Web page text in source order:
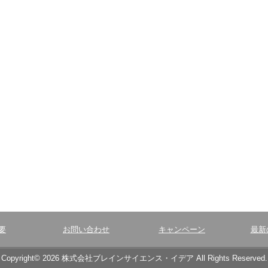
お問い合わせ キャンペーン 最新
Copyright© 2026 株式会社ブレインサイエンス・イデア All Rights Reserved.